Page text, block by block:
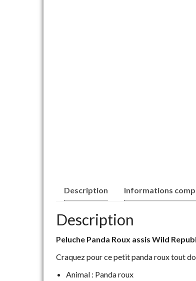
Description Informations
Description
Peluche Panda Roux assis Wild
Craquez pour ce petit panda roux tout
Animal : Panda roux